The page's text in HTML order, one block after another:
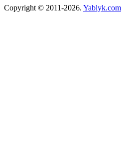
Copyright © 2011-2026. Yablyk.сom